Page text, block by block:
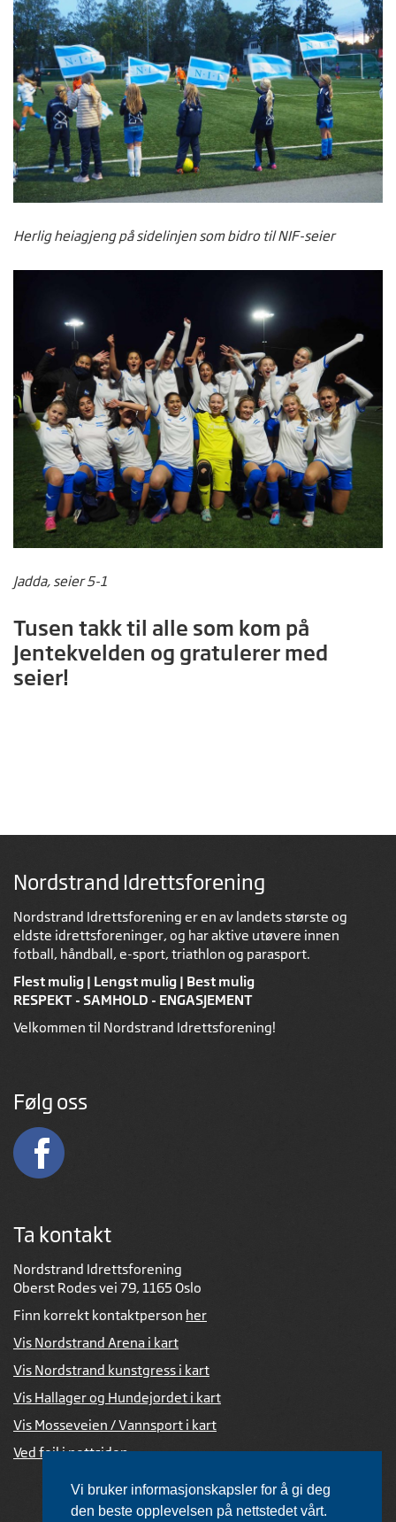
Vi bruker informasjonskapsler for å gi deg
den beste opplevelsen på nettstedet vårt.
Herlig heiagjeng på sidelinjen som bidro til NIF-seier
Jadda, seier 5-1
Tusen takk til alle som kom på
Jentekvelden og gratulerer med
seier!
Nordstrand Idrettsforening
Nordstrand Idrettsforening er en av landets største og
eldste idrettsforeninger, og har aktive utøvere innen
fotball, håndball, e-sport, triathlon og parasport.
Flest mulig | Lengst mulig | Best mulig
RESPEKT - SAMHOLD - ENGASJEMENT
Velkommen til Nordstrand Idrettsforening!
Følg oss
Ta kontakt
Nordstrand Idrettsforening
Oberst Rodes vei 79, 1165 Oslo
Finn korrekt kontaktperson her
Vis Nordstrand Arena i kart
Vis Nordstrand kunstgress i kart
Vis Hallager og Hundejordet i kart
Vis Mosseveien / Vannsport i kart
Ved feil i nettsiden